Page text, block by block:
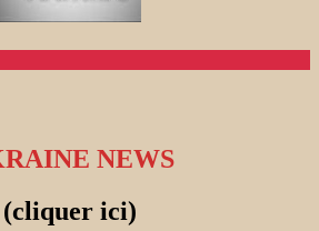
NEWS
(cliquer ici)